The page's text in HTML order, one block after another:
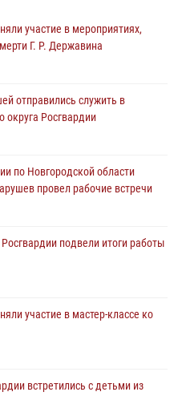
лицензионно-
провели телефонную «горячую
о службе детям из летнего
мужчину
областное телевидение.
Новгородские призывники
участие в мероприятиях,
Г. Р. Державина
отправились служить в
округа Росгвардии
по Новгородской области
провел рабочие встречи
подвели итоги работы
участие в мастер-классе ко
встретились с детьми из